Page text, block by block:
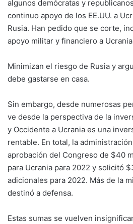
algunos demócratas y
continuo apoyo de los EE.UU. a
Rusia. Han pedido que se corte,
apoyo militar y financiero a
Minimizan el riesgo de Rusia y
debe gastarse en casa.
Sin embargo, desde numerosas
ve desde la perspectiva de la
y Occidente a Ucrania es una
rentable. En total, la
aprobación del Congreso de $40
para Ucrania para 2022 y solicitó
adicionales para 2022. Más de la
destinó a defensa.
Estas sumas se vuelven